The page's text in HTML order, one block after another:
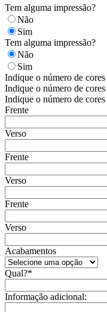
Tem alguma impressão?
Não
Sim
Tem alguma impressão?
Não
Sim
Indique o número de cores
Indique o número de cores
Indique o número de cores
Frente
Verso
Frente
Verso
Frente
Verso
Acabamentos
Qual?*
Informação adicional: